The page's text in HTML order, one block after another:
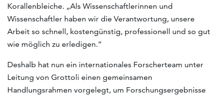
Korallenbleiche. „Als Wissenschaftlerinnen und
Wissenschaftler haben wir die Verantwortung, unsere
Arbeit so schnell, kostengünstig, professionell und so gut
wie möglich zu erledigen.“
Deshalb hat nun ein internationales Forscherteam unter
Leitung von Grottoli einen gemeinsamen
Handlungsrahmen vorgelegt, um Forschungsergebnisse